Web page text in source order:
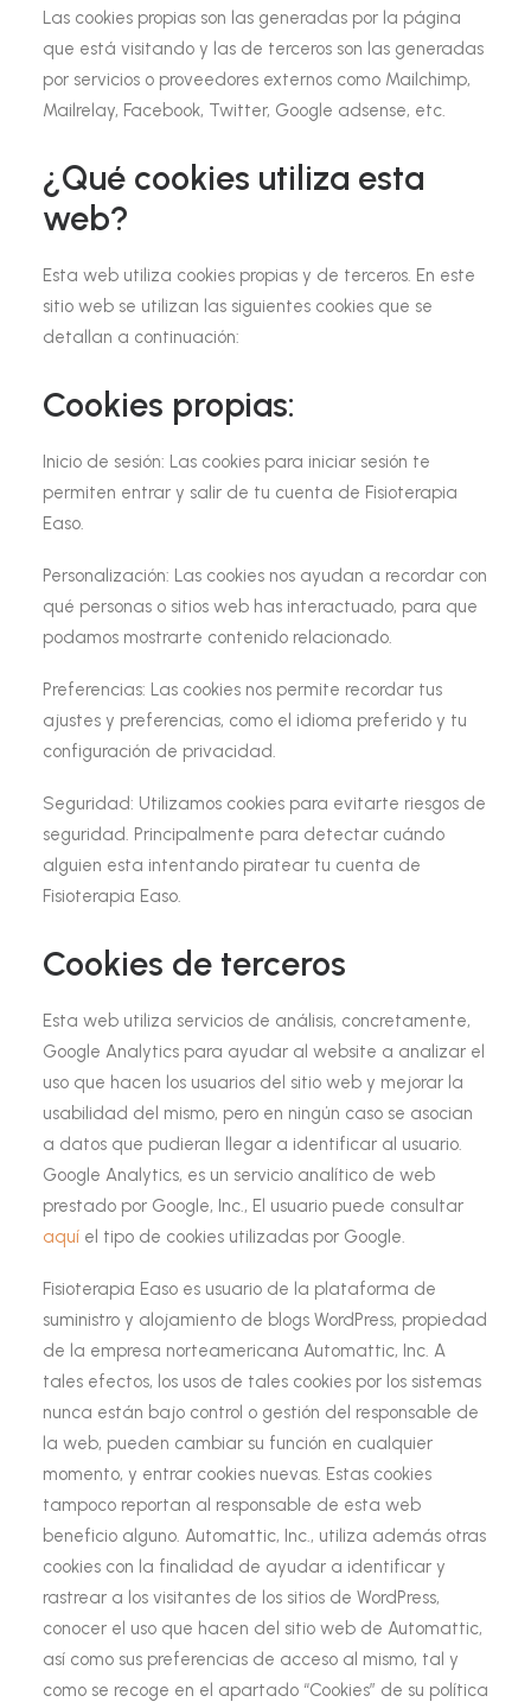
Las cookies propias son las generadas por la página
que está visitando y las de terceros son las generadas
por servicios o proveedores externos como Mailchimp,
Mailrelay, Facebook, Twitter, Google adsense, etc.
¿Qué cookies utiliza esta
web?
Esta web utiliza cookies propias y de terceros. En este
sitio web se utilizan las siguientes cookies que se
detallan a continuación:
Cookies propias:
Inicio de sesión: Las cookies para iniciar sesión te
permiten entrar y salir de tu cuenta de Fisioterapia
Easo.
Personalización: Las cookies nos ayudan a recordar con
qué personas o sitios web has interactuado, para que
podamos mostrarte contenido relacionado.
Preferencias: Las cookies nos permite recordar tus
ajustes y preferencias, como el idioma preferido y tu
configuración de privacidad.
Seguridad: Utilizamos cookies para evitarte riesgos de
seguridad. Principalmente para detectar cuándo
alguien esta intentando piratear tu cuenta de
Fisioterapia Easo.
Cookies de terceros
Esta web utiliza servicios de análisis, concretamente,
Google Analytics para ayudar al website a analizar el
uso que hacen los usuarios del sitio web y mejorar la
usabilidad del mismo, pero en ningún caso se asocian
a datos que pudieran llegar a identificar al usuario.
Google Analytics, es un servicio analítico de web
prestado por Google, Inc., El usuario puede consultar
aquí el tipo de cookies utilizadas por Google.
Fisioterapia Easo es usuario de la plataforma de
suministro y alojamiento de blogs WordPress, propiedad
de la empresa norteamericana Automattic, Inc. A
tales efectos, los usos de tales cookies por los sistemas
nunca están bajo control o gestión del responsable de
la web, pueden cambiar su función en cualquier
momento, y entrar cookies nuevas. Estas cookies
tampoco reportan al responsable de esta web
beneficio alguno. Automattic, Inc., utiliza además otras
cookies con la finalidad de ayudar a identificar y
rastrear a los visitantes de los sitios de WordPress,
conocer el uso que hacen del sitio web de Automattic,
así como sus preferencias de acceso al mismo, tal y
como se recoge en el apartado “Cookies” de su política